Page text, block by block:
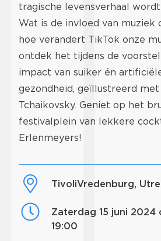
tragische levensverhaal
Wat is de invloed van muziek
hoe verandert TikTok onze
ontdek het tijdens de
impact van suiker én
gezondheid, geïllustreerd
Tchaikovsky. Geniet op het
festivalplein van lekkere
Erlenmeyers!
TivoliVredenburg,
zaterdag 15 juni 2024 om 15:00 tot
19:00